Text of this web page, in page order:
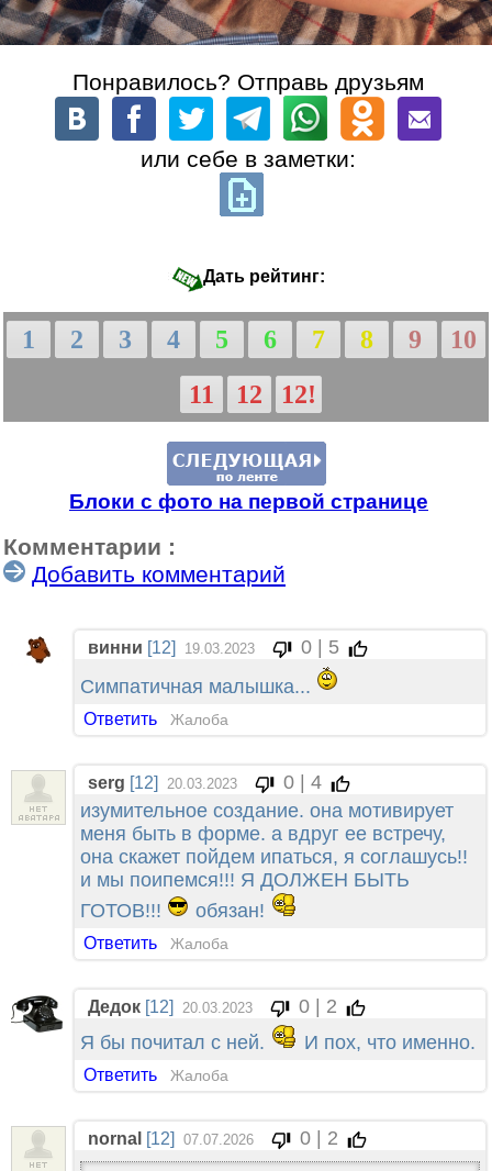
Понравилось? Отправь друзьям
или себе в заметки:
Дать рейтинг:
1 2 3 4 5 6 7 8 9
10
11
12 12!
Блоки с фото на первой странице
Комментарии :
Добавить комментарий
винни [12] 19.03.2023
0 | 5
Симпатичная малышка...
Ответить Жалоба
serg [12] 20.03.2023
0 | 4
изумительное создание. она мотивирует
меня быть в форме. а вдруг ее встречу,
она скажет пойдем ипаться, я соглашусь!!
и мы поипемся!!! Я ДОЛЖЕН БЫТЬ
ГОТОВ!!!
обязан!
Ответить Жалоба
Дедок [12] 20.03.2023
0 | 2
Я бы почитал с ней.
И пох, что именно.
Ответить Жалоба
nornal [12] 07.07.2026 0 | 2